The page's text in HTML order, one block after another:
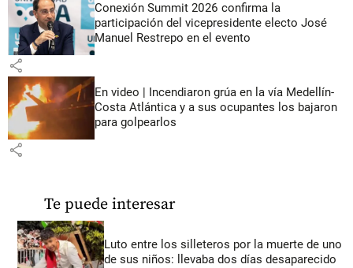
Conexión Summit 2026 confirma la
participación del vicepresidente electo José
Manuel Restrepo en el evento
share
En video | Incendiaron grúa en la vía Medellín-
Costa Atlántica y a sus ocupantes los bajaron
para golpearlos
share
Te puede interesar
Luto entre los silleteros por la muerte de uno
de sus niños: llevaba dos días desaparecido